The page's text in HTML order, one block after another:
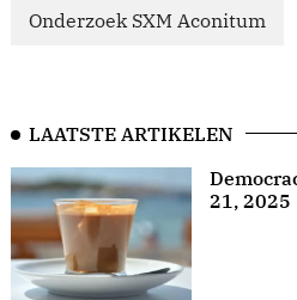
Onderzoek SXM Aconitum
LAATSTE ARTIKELEN
21, 2025